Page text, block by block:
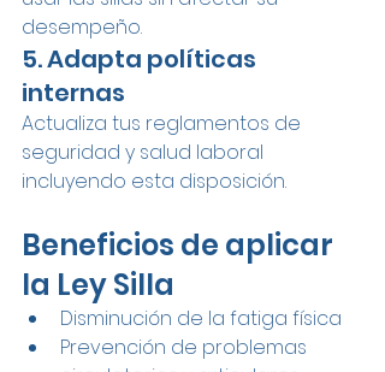
desempeño.
5. Adapta políticas
internas
Actualiza tus reglamentos de
seguridad y salud laboral
incluyendo esta disposición.
Beneficios de aplicar
la Ley Silla
Disminución de la fatiga física
Prevención de problemas